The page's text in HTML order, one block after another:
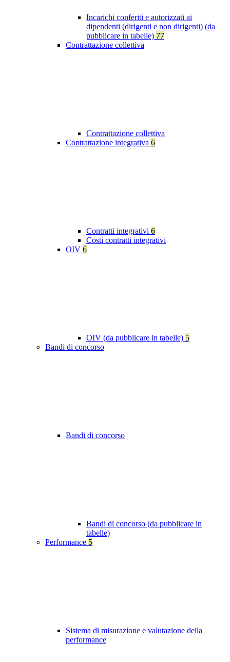
Incarichi conferiti e autorizzati ai
dipendenti (dirigenti e non dirigenti) (da
pubblicare in tabelle) 77
Contrattazione collettiva
Contrattazione collettiva
Contrattazione integrativa 6
Contratti integrativi 6
Costi contratti integrativi
OIV 6
OIV (da pubblicare in tabelle) 5
Bandi di concorso
Bandi di concorso
Bandi di concorso (da pubblicare in
tabelle)
Performance 5
Sistema di misurazione e valutazione della
performance